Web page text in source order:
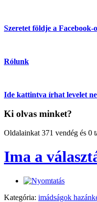
Szeretet földje a Facebook-
Rólunk
Ide kattintva írhat levelet
Ki olvas minket?
Oldalainkat 371 vendég és 0
Ima a
Kategória: imádságok